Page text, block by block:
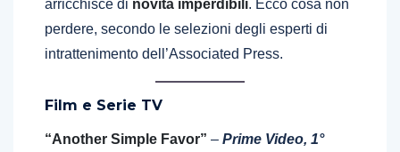
arricchisce di novità imperdibili. Ecco cosa non
perdere, secondo le selezioni degli esperti di
intrattenimento dell’Associated Press.
Film e Serie TV
“Another Simple Favor” – Prime Video, 1°